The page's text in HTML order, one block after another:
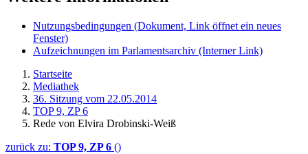
Nutzungsbedingungen (Dokument, Link öffnet ein neues
Fenster)
Aufzeichnungen im Parlamentsarchiv (Interner Link)
Startseite
Mediathek
36. Sitzung vom 22.05.2014
TOP 9, ZP 6
Rede von Elvira Drobinski-Weiß
zurück zu: TOP 9, ZP 6 ()